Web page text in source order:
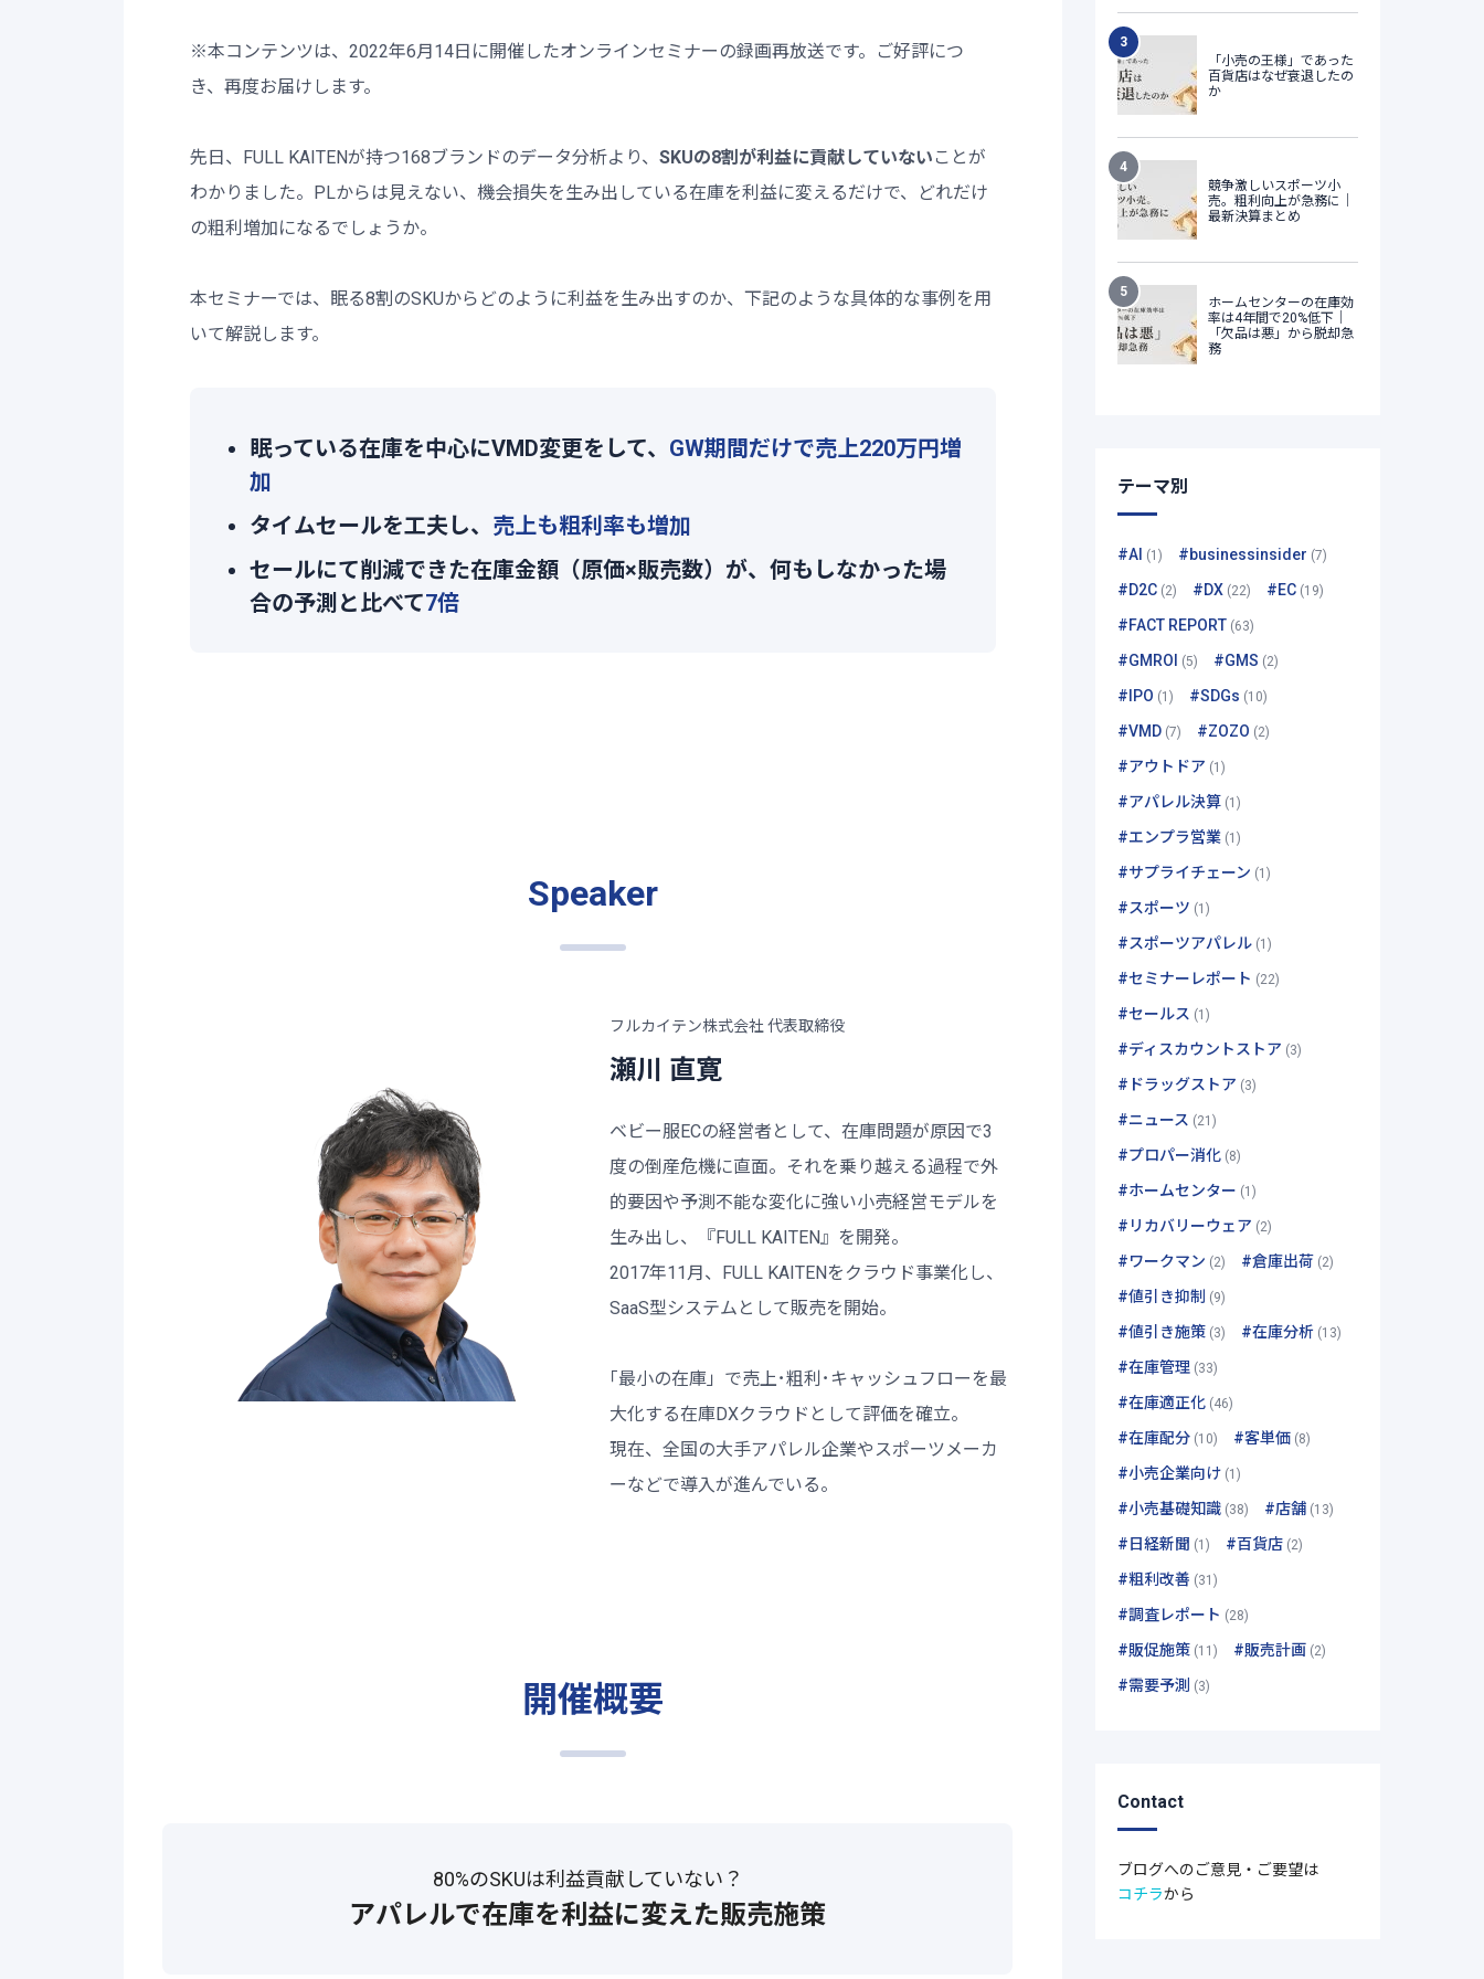
※本コンテンツは、2022年6月14日に開催したオンラインセミナーの録画再放送です。ご好評につ
き、再度お届けします。
先日、FULL KAITENが持つ168ブランドのデータ分析より、 SKUの8割が利益に貢献していない ことが
わかりました。PLからは見えない、機会損失を生み出している在庫を利益に変えるだけで、どれだけ
の粗利増加になるでしょうか。
本セミナーでは、眠る8割のSKUからどのように利益を生み出すのか、下記のような具体的な事例を用
いて解説します。
眠っている在庫を中心にVMD変更をして、 GW期間だけで売上220万円増
加
タイムセールを工夫し、 売上も粗利率も増加
セールにて削減できた在庫金額（原価×販売数）が、何もしなかった場
合の予測と比べて7倍
Speaker
フルカイテン株式会社 代表取締役
瀬川 直寛
ベビー服ECの経営者として、在庫問題が原因で3
度の倒産危機に直面。それを乗り越える過程で外
的要因や予測不能な変化に強い小売経営モデルを
生み出し、『FULL KAITEN』を開発。
2017年11月、FULL KAITENをクラウド事業化し、
SaaS型システムとして販売を開始。
｢最小の在庫」で売上･粗利･キャッシュフローを最
大化する在庫DXクラウドとして評価を確立。
現在、全国の大手アパレル企業やスポーツメーカ
ーなどで導入が進んでいる。
開催概要
80%のSKUは利益貢献していない？
アパレルで在庫を利益に変えた販売施策
テーマ別
#AI (1) #businessinsider (7)
#D2C (2) #DX (22) #EC (19)
#FACT REPORT (63)
#GMROI (5) #GMS (2)
#IPO (1) #SDGs (10)
#VMD (7) #ZOZO (2)
#アウトドア (1)
#アパレル決算 (1)
#エンプラ営業 (1)
#サプライチェーン (1)
#スポーツ (1)
#スポーツアパレル (1)
#セミナーレポート (22)
#セールス (1)
#ディスカウントストア (3)
#ドラッグストア (3)
#ニュース (21)
#プロパー消化 (8)
#ホームセンター (1)
#リカバリーウェア (2)
#ワークマン (2) #倉庫出荷 (2)
#値引き抑制 (9)
#値引き施策 (3) #在庫分析 (13)
#在庫管理 (33)
#在庫適正化 (46)
#在庫配分 (10) #客単価 (8)
#小売企業向け (1)
#小売基礎知識 (38) #店舗 (13)
#日経新聞 (1) #百貨店 (2)
#粗利改善 (31)
#調査レポート (28)
#販促施策 (11) #販売計画 (2)
#需要予測 (3)
Contact
ブログへのご意見・ご要望は
コチラから